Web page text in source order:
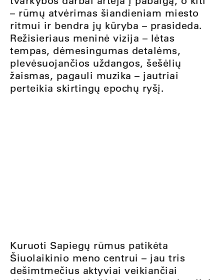
– rūmų atvėrimas šiandieniam miesto
ritmui ir bendra jų kūryba – prasideda.
Režisieriaus meninė vizija – lėtas
tempas, dėmesingumas detalėms,
plevėsuojančios uždangos, šešėlių
žaismas, pagauli muzika – jautriai
perteikia skirtingų epochų ryšį.
Kuruoti Sapiegų rūmus patikėta
Šiuolaikinio meno centrui – jau tris
dešimtmečius aktyviai veikiančiai